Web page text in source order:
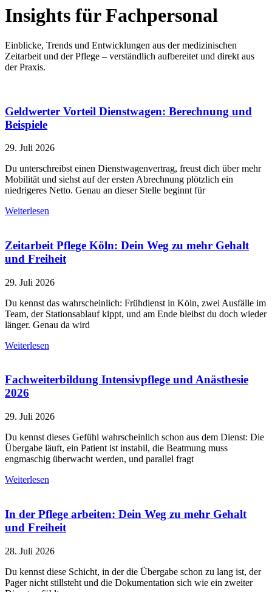
Insights für Fachpersonal
Einblicke, Trends und Entwicklungen aus der medizinischen
Zeitarbeit und der Pflege – verständlich aufbereitet und direkt aus
der Praxis.
Geldwerter Vorteil Dienstwagen: Berechnung und
Beispiele
29. Juli 2026
Du unterschreibst einen Dienstwagenvertrag, freust dich über mehr
Mobilität und siehst auf der ersten Abrechnung plötzlich ein
niedrigeres Netto. Genau an dieser Stelle beginnt für
Weiterlesen
Zeitarbeit Pflege Köln: Dein Weg zu mehr Gehalt
und Freiheit
29. Juli 2026
Du kennst das wahrscheinlich: Frühdienst in Köln, zwei Ausfälle im
Team, der Stationsablauf kippt, und am Ende bleibst du doch wieder
länger. Genau da wird
Weiterlesen
Fachweiterbildung Intensivpflege und Anästhesie
2026
29. Juli 2026
Du kennst dieses Gefühl wahrscheinlich schon aus dem Dienst: Die
Übergabe läuft, ein Patient ist instabil, die Beatmung muss
engmaschig überwacht werden, und parallel fragt
Weiterlesen
In der Pflege arbeiten: Dein Weg zu mehr Gehalt
und Freiheit
28. Juli 2026
Du kennst diese Schicht, in der die Übergabe schon zu lang ist, der
Pager nicht stillsteht und die Dokumentation sich wie ein zweiter